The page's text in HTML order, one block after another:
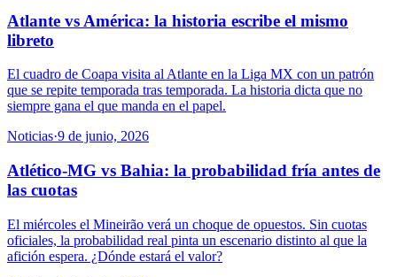
Atlante vs América: la historia escribe el mismo
libreto
El cuadro de Coapa visita al Atlante en la Liga MX con un patrón
que se repite temporada tras temporada. La historia dicta que no
siempre gana el que manda en el papel.
Noticias·9 de junio, 2026
Atlético-MG vs Bahia: la probabilidad fría antes de
las cuotas
El miércoles el Mineirão verá un choque de opuestos. Sin cuotas
oficiales, la probabilidad real pinta un escenario distinto al que la
afición espera. ¿Dónde estará el valor?